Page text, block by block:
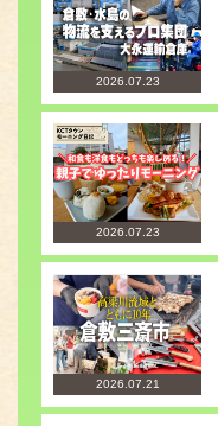
2026.07.23
2026.07.23
2026.07.21